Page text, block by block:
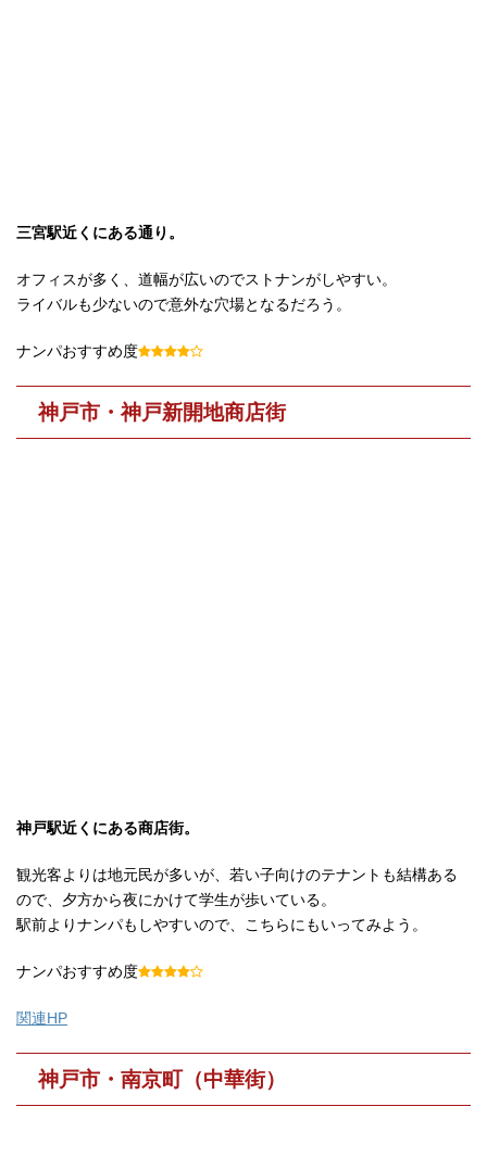
三宮駅近くにある通り。
オフィスが多く、道幅が広いのでストナンがしやすい。
ライバルも少ないので意外な穴場となるだろう。
ナンパおすすめ度
神戸市・神戸新開地商店街
神戸駅近くにある商店街。
観光客よりは地元民が多いが、若い子向けのテナントも結構ある
ので、夕方から夜にかけて学生が歩いている。
駅前よりナンパもしやすいので、こちらにもいってみよう。
ナンパおすすめ度
関連HP
神戸市・南京町（中華街）